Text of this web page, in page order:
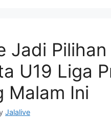
Jadi
U19 Liga
Malam Ini
Jalalive